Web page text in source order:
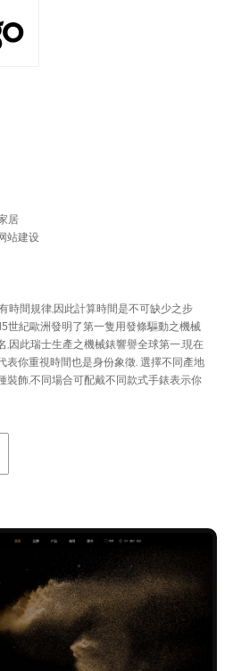
居
站建设
時間規律,因此計算時間是不可缺少之步
世紀歐洲發明了第一隻用發條驅動之機械
,因此瑞士生產之機械錶響譽全球第一.現在
表你重視時間也是身份象徵. 選擇不同產地
裝飾,不同場合可配戴不同款式手錶表示你